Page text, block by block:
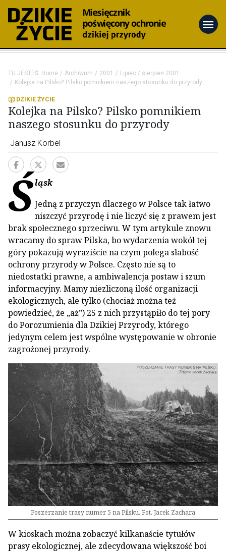
menu
TU JESTEŚ: Home Archiwum 2001
Lipiec / sierpień 2001
Kolejka na Pilsko? Pilsko pomnikiem naszego stosunku do przyrody
DZIKIE ŻYCIE
Kolejka na Pilsko? Pilsko pomnikiem
naszego stosunku do przyrody
Janusz Korbel
Śląsk
Jedną z przyczyn dlaczego w Polsce tak łatwo
niszczyć przyrodę i nie liczyć się z prawem jest
brak społecznego sprzeciwu. W tym artykule znowu
wracamy do spraw Pilska, bo wydarzenia wokół tej
góry pokazują wyraziście na czym polega słabość
ochrony przyrody w Polsce. Często nie są to
niedostatki prawne, a ambiwalencja postaw i szum
informacyjny. Mamy niezliczoną ilość organizacji
ekologicznych, ale tylko (chociaż można też
powiedzieć, że „aż”) 25 z nich przystąpiło do tej pory
do Porozumienia dla Dzikiej Przyrody, którego
jedynym celem jest wspólne występowanie w obronie
zagrożonej przyrody.
Poszerzanie trasy numer 5 na Pilsku. Fot. Jacek Zachara
W kioskach można zobaczyć kilkanaście tytułów
prasy ekologicznej, ale zdecydowana większość boi